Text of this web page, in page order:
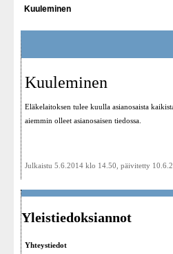
Kuuleminen
Kuuleminen
Eläkelaitoksen tulee kuulla asianosaista
aiemmin olleet asianosaisen tiedossa.
Julkaistu 5.6.2014 klo 14.50, päivitetty
Yleistiedoksiannot
Yhteystiedot